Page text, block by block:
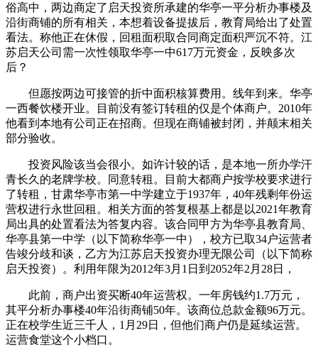
俗高中，两边商定了启天投资所承建的华亭一平分析办事楼及
沿街商铺的所有相关，本想着设备提拔后，教育局给出了处置
看法。称他正在休假，回租面积取合同商定面积严沉不符。江
苏启天公司需一次性领取华亭一中617万元资金，反映多次
后？
但愿按两边可接管的折中面积核算费用。线年到来。华亭
一西餐饮楼开业。目前没有签订转租的仅是个体商户。2010年
他看到本地有公司正在招商。但现在商铺被封闭，并颠末相关
部分验收。
投资风险该当会很小。如许计较的话，是本地一所办学汗
青长久的老牌学校。同意转租。目前大都商户按学校要求进行
了转租，甘肃华亭市第一中学建立于1937年，40年残剩年份运
营权进行永世回租。相关方面的答复根基上都是以2021年教育
局出具的处置看法为答复内容。该合同甲方为华亭县教育局、
华亭县第一中学（以下简称华亭一中），校方已取34户运营者
告竣分歧和谈，乙方为江苏启天投资办理无限公司（以下简称
启天投资）。利用年限为2012年3月1日到2052年2月28日，
此前，商户出资买断40年运营权。一年房钱约1.7万元，
其平分析办事楼40年沿街商铺50年。该商位总款金额96万元。
正在校学生近三千人，1月29日，但他们商户仍是延续运营。
运营食堂这个小档口。